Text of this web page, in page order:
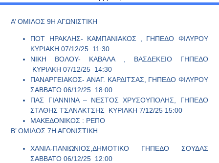
Α’ ΟΜΙΛΟΣ 9Η ΑΓΩΝΙΣΤΙΚΗ
ΠΟΤ ΗΡΑΚΛΗΣ- ΚΑΜΠΑΝΙΑΚΟΣ , ΓΗΠΕΔΟ ΦΙΛΥΡΟΥ
ΚΥΡΙΑΚΗ 07/12/25 11:30
ΝΙΚΗ ΒΟΛΟΥ- ΚΑΒΑΛΑ , ΒΑΣΔΕΚΕΙΟ ΓΗΠΕΔΟ
ΚΥΡΙΑΚΗ 07/12/25 14:30
ΠΑΝΑΡΓΕΙΑΚΟΣ- ΑΝΑΓ. ΚΑΡΔΙΤΣΑΣ, ΓΗΠΕΔΟ ΦΙΛΥΡΟΥ
ΣΑΒΒΑΤΟ 06/12/25 18:00
ΠΑΣ ΓΙΑΝΝΙΝΑ – ΝΕΣΤΟΣ ΧΡΥΣΟΥΠΟΛΗΣ, ΓΗΠΕΔΟ
ΣΤΑΘΗΣ ΤΣΑΝΑΚΤΣΗΣ ΚΥΡΙΑΚΗ 7/12/25 15:00
ΜΑΚΕΔΟΝΙΚΟΣ : ΡΕΠΟ
Β’ ΟΜΙΛΟΣ 7Η ΑΓΩΝΙΣΤΙΚΗ
ΧΑΝΙΑ-ΠΑΝΙΩΝΙΟΣ,ΔΗΜΟΤΙΚΟ ΓΗΠΕΔΟ ΣΟΥΔΑΣ
ΣΑΒΒΑΤΟ 06/12/25 12:00